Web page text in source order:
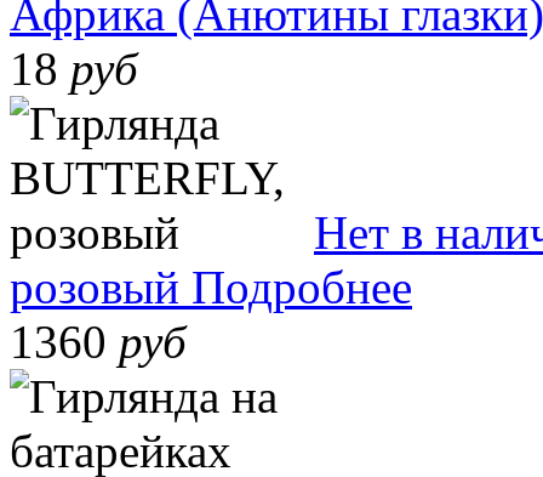
Африка (Анютины
18 руб
Нет в
розовый Подробнее
1360 руб